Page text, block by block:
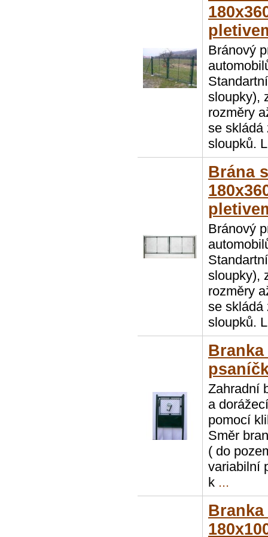
Bránový
sloupky),
rozměry
se skládá
sloupků.
Brána
Bránový
sloupky),
rozměry
se skládá
sloupků.
Zahradní
a
pomocí
Směr
( do
variabilní
k ...